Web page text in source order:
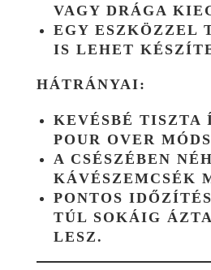
VAGY DRÁGA
EGY ESZKÖZZEL
IS LEHET
HÁTRÁNYAI:
KEVÉSBÉ TISZTA
POUR OVER
A CSÉSZÉBEN
KÁVÉSZEMCSÉK
PONTOS
TÚL SOKÁIG
LESZ.